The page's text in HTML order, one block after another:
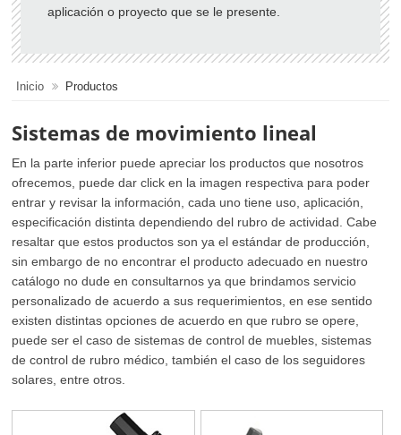
aplicación o proyecto que se le presente.
Inicio Productos
Sistemas de movimiento lineal
En la parte inferior puede apreciar los productos que nosotros
ofrecemos, puede dar click en la imagen respectiva para poder
entrar y revisar la información, cada uno tiene uso, aplicación,
especificación distinta dependiendo del rubro de actividad. Cabe
resaltar que estos productos son ya el estándar de producción,
sin embargo de no encontrar el producto adecuado en nuestro
catálogo no dude en consultarnos ya que brindamos servicio
personalizado de acuerdo a sus requerimientos, en ese sentido
existen distintas opciones de acuerdo en que rubro se opere,
puede ser el caso de sistemas de control de muebles, sistemas
de control de rubro médico, también el caso de los seguidores
solares, entre otros.